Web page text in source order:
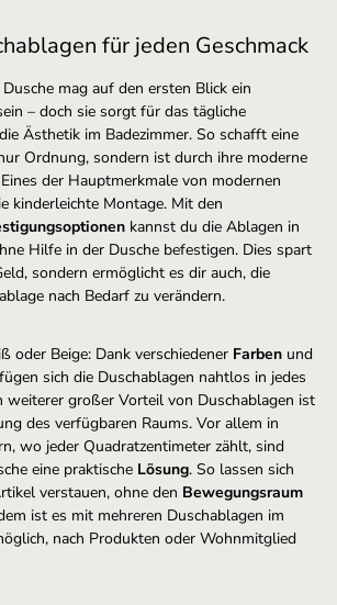
für jeden Geschmack
mag auf den ersten Blick ein
– doch sie sorgt für das tägliche
Ästhetik im Badezimmer. So schafft eine
Ordnung, sondern ist durch ihre moderne
der Hauptmerkmale von modernen
kinderleichte Montage. Mit den
kannst du die Ablagen in
Hilfe in der Dusche befestigen. Dies spart
sondern ermöglicht es dir auch, die
nach Bedarf zu verändern.
oder Beige: Dank verschiedener Farben und
fügen sich die Duschablagen nahtlos in jedes
weiterer großer Vorteil von Duschablagen ist
des verfügbaren Raums. Vor allem in
wo jeder Quadratzentimeter zählt, sind
eine praktische Lösung. So lassen sich
verstauen, ohne den Bewegungsraum
ist es mit mehreren Duschablagen im
nach Produkten oder Wohnmitglied